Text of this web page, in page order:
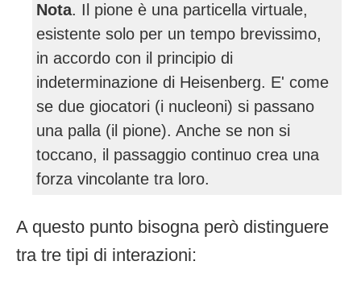
Nota. Il pione è una particella virtuale,
esistente solo per un tempo brevissimo,
in accordo con il principio di
indeterminazione di Heisenberg. E' come
se due giocatori (i nucleoni) si passano
una palla (il pione). Anche se non si
toccano, il passaggio continuo crea una
forza vincolante tra loro.
A questo punto bisogna però distinguere
tra tre tipi di interazioni: